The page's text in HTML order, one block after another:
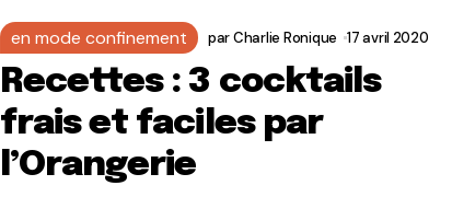
en mode confinement parCharlie Ronique 17 avril 2020
Recettes : 3 cocktails
frais et faciles par
l’Orangerie